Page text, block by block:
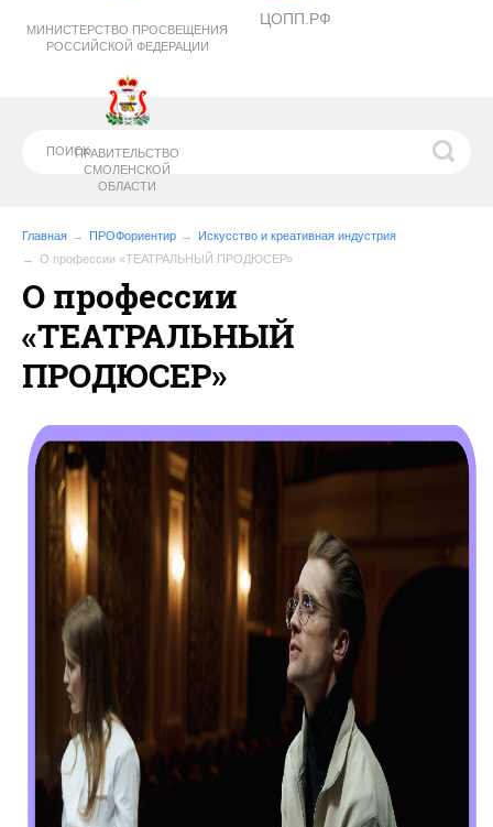
МИНИСТЕРСТВО ПРОСВЕЩЕНИЯ
РОССИЙСКОЙ ФЕДЕРАЦИИ
ПРАВИТЕЛЬСТВО
СМОЛЕНСКОЙ
ОБЛАСТИ
МИНИСТЕРСТВО ОБРАЗОВАНИЯ И
НАУКИ СМОЛЕНСКОЙ ОБЛАСТИ
ЦОПП.РФ
Главная ПРОФориентир
Искусство и креативная индустрия
О профессии «ТЕАТРАЛЬНЫЙ ПРОДЮСЕР»
О профессии
«ТЕАТРАЛЬНЫЙ
ПРОДЮСЕР»